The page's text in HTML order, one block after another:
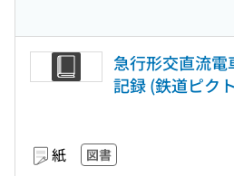
急行形交直流電
記録 (鉄道ピク
紙 図書